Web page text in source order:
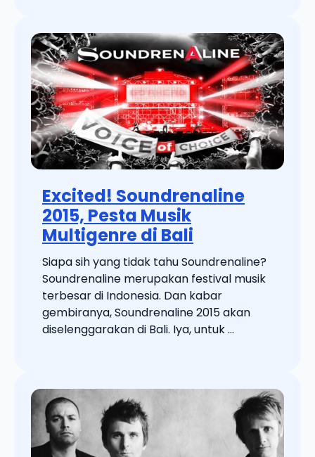
Excited! Soundrenaline
2015, Pesta Musik
Multigenre di Bali
Siapa sih yang tidak tahu Soundrenaline?
Soundrenaline merupakan festival musik
terbesar di Indonesia. Dan kabar
gembiranya, Soundrenaline 2015 akan
diselenggarakan di Bali. Iya, untuk ...